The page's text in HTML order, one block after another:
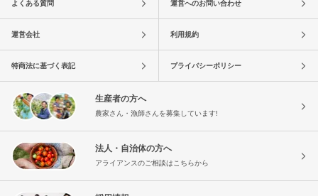
よくある質問 運営へのお問い合わせ
運営会社 利用規約
特商法に基づく表記 プライバシーポリシー
生産者の方へ
農家さん・漁師さんを募集しています!
法人・自治体の方へ
アライアンスのご相談はこちらから